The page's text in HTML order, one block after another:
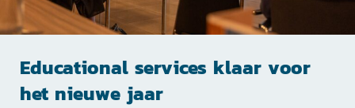
Educational services klaar voor
het nieuwe jaar